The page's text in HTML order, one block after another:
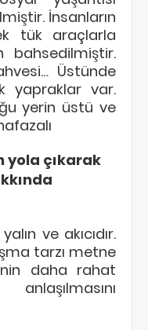
İnsanların
tük araçlarla
bahsedilmiştir.
Üstünde
yapraklar var.
yerin üstü ve
yola çıkarak
ve akıcıdır.
tarzı metne
daha rahat